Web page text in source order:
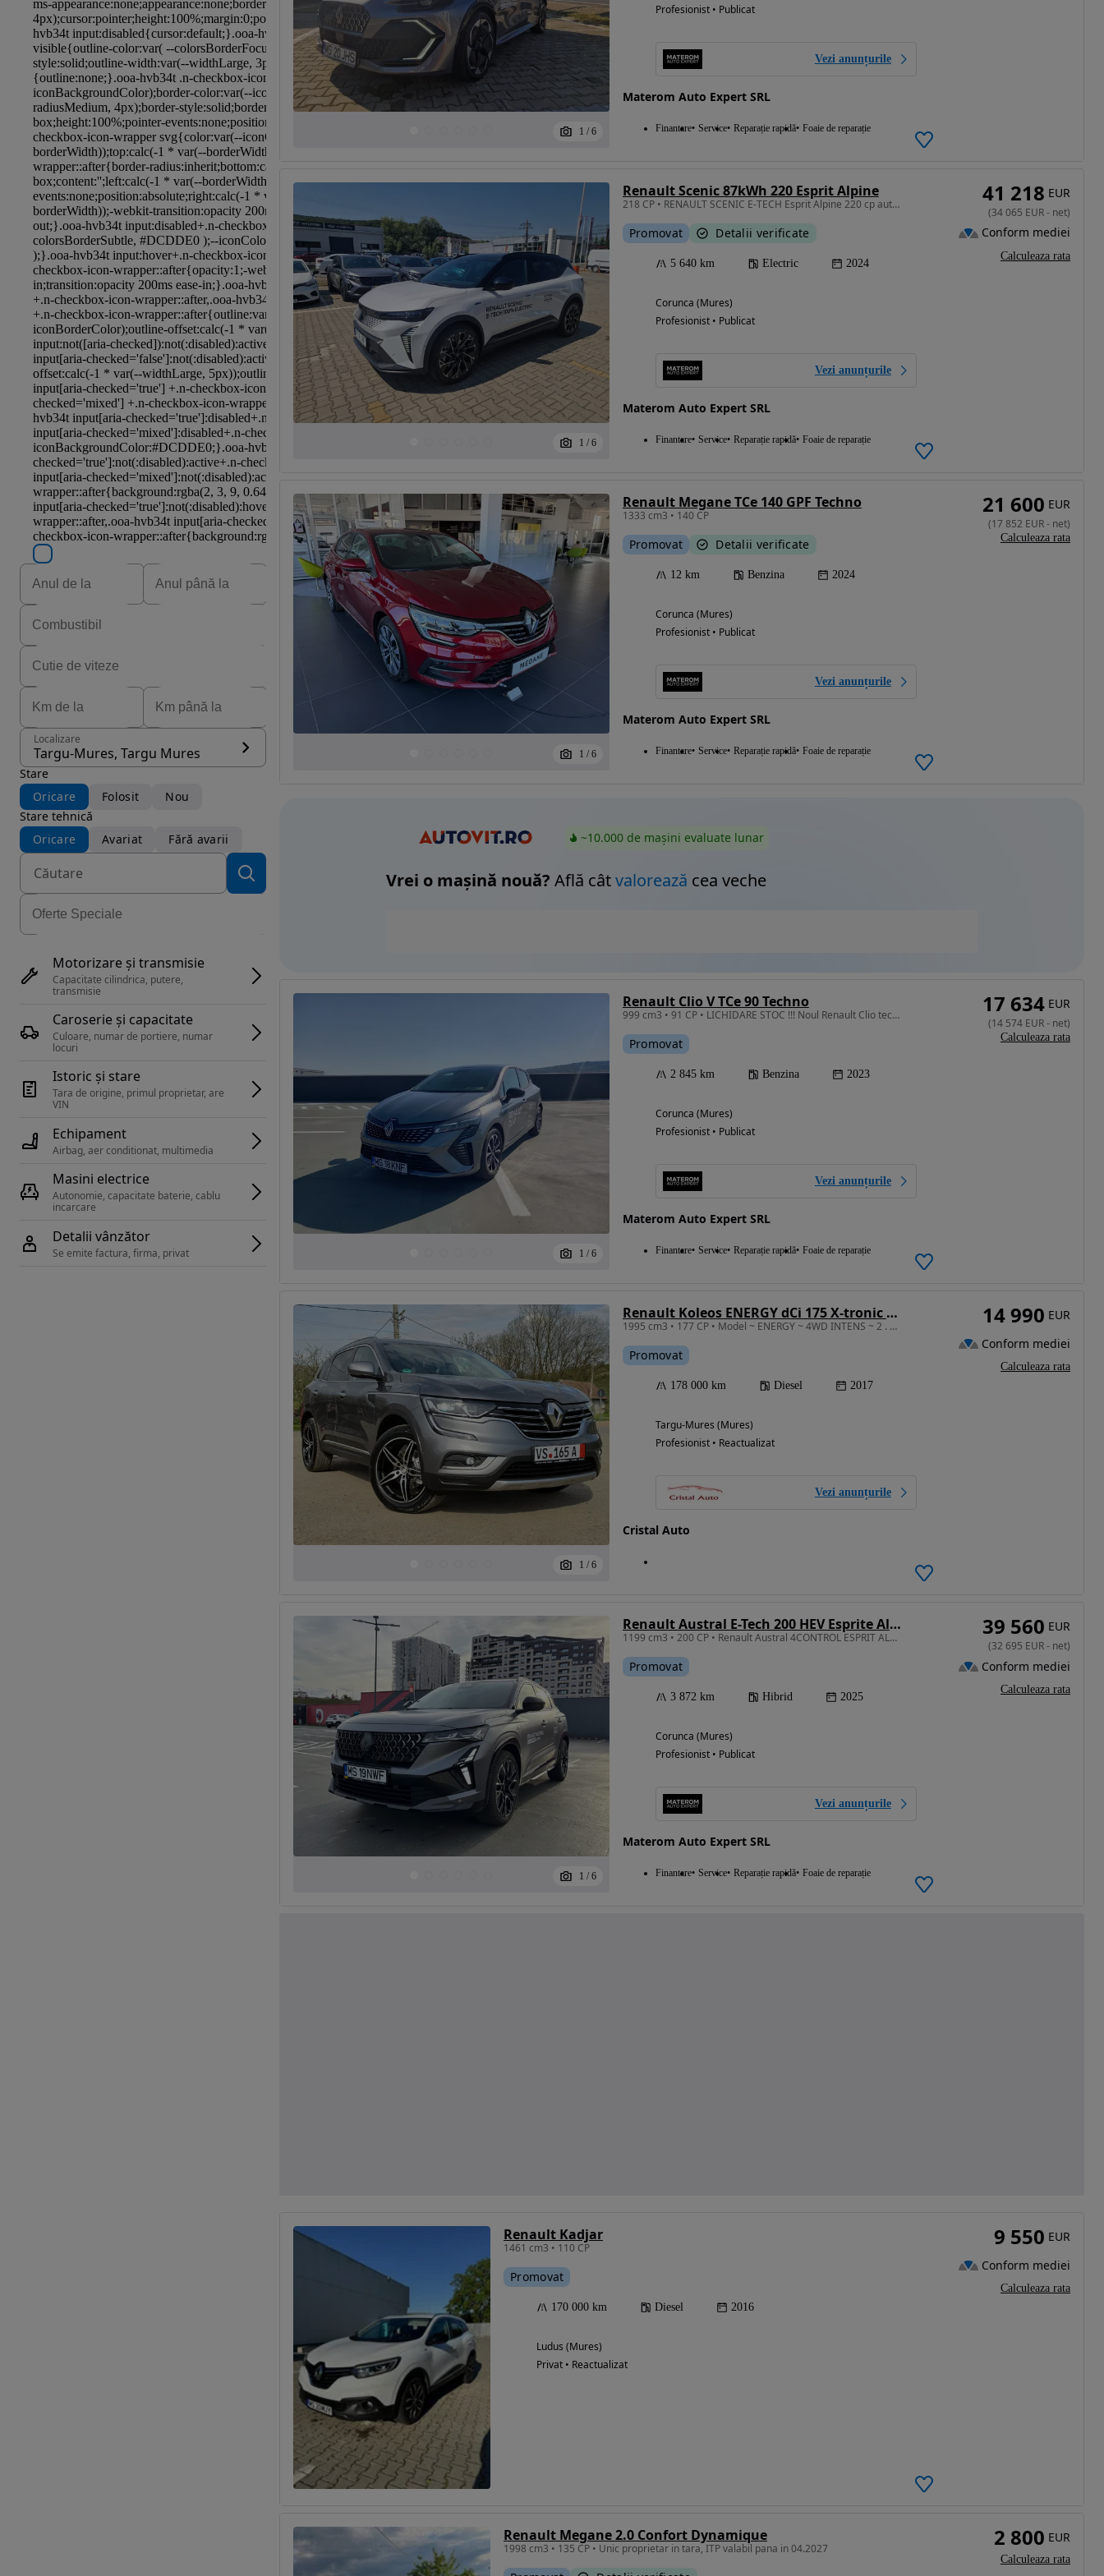
Eligibil pentru
Localizare
Targu-Mures, Targu Mures
Stare
Oricare
Folosit
Nou
Stare tehnică
Oricare
Avariat Fără avarii
Motorizare și transmisie
Capacitate cilindrica, putere,
transmisie
Caroserie și capacitate
Culoare, numar de portiere, numar
locuri
Istoric și stare
Tara de origine, primul proprietar, are
Echipament
Airbag, aer conditionat, multimedia
Masini electrice
Autonomie, capacitate baterie, cablu
Detalii vânzător
Se emite factura, firma, privat
1 / 6
Profesionist • Publicat
Vezi anunțurile
Materom Auto Expert SRL
Finantare Service Reparație rapidă Foaie de reparație
1 / 6
Renault Scenic 87kWh 220 Esprit Alpine
218 CP • RENAULT SCENIC E-TECH Esprit Alpine 220 cp autonomie extinsa
Promovat Detalii verificate
5 640 km Electric 2024
Corunca (Mures)
Profesionist • Publicat
Vezi anunțurile
Materom Auto Expert SRL
Finantare Service Reparație rapidă Foaie de reparație
41 218 EUR
(34 065 EUR- net)
Conform mediei
Calculeaza rata
1 / 6
Renault Megane TCe 140 GPF Techno
1333 cm3 • 140 CP
Promovat Detalii verificate
12 km Benzina 2024
Corunca (Mures)
Profesionist • Publicat
Vezi anunțurile
Materom Auto Expert SRL
Finantare Service Reparație rapidă Foaie de reparație
21 600 EUR
(17 852 EUR- net)
Calculeaza rata
~10.000 de mașini evaluate lunar
Vrei o mașină nouă? Află câtvalorează cea veche
1 / 6
Renault Clio V TCe 90 Techno
999 cm3 • 91 CP • LICHIDARE STOC !!! Noul Renault Clio techno TCe 90
Promovat
2 845 km Benzina 2023
Corunca (Mures)
Profesionist • Publicat
Vezi anunțurile
Materom Auto Expert SRL
Finantare Service Reparație rapidă Foaie de reparație
17 634 EUR
(14 574 EUR- net)
Calculeaza rata
1 / 6
Renault Koleos ENERGY dCi 175 X-tronic 4WD INTENS
1995 cm3 • 177 CP • Model ~ ENERGY ~ 4WD INTENS ~ 2 . 0 DCi ~ 175 CP ~ 4 x 4 ~ AUTOMATC ~
Promovat
178 000 km Diesel 2017
Targu-Mures (Mures)
Profesionist • Reactualizat
Vezi anunțurile
Cristal Auto
14 990 EUR
Conform mediei
Calculeaza rata
1 / 6
Renault Austral E-Tech 200 HEV Esprite Alpine
1199 cm3 • 200 CP • Renault Austral 4CONTROL ESPRIT ALPINE Full Hibrid
Promovat
3 872 km Hibrid 2025
Corunca (Mures)
Profesionist • Publicat
Vezi anunțurile
Materom Auto Expert SRL
Finantare Service Reparație rapidă Foaie de reparație
39 560 EUR
(32 695 EUR- net)
Conform mediei
Calculeaza rata
Renault Kadjar
1461 cm3 • 110 CP
Promovat
170 000 km Diesel 2016
Ludus (Mures)
Privat • Reactualizat
9 550 EUR
Conform mediei
Calculeaza rata
Renault Megane 2.0 Confort Dynamique
1998 cm3 • 135 CP • Unic proprietar in tara, ITP valabil pana in 04.2027 2 800 EUR
Calculeaza rata